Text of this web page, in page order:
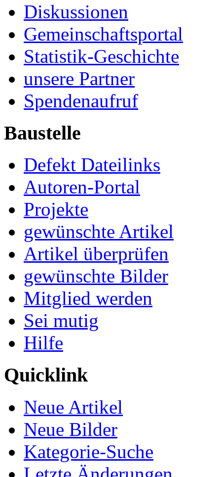
Diskussionen
Gemeinschaftsportal
Statistik-Geschichte
unsere Partner
Spendenaufruf
Baustelle
Defekt Dateilinks
Autoren-Portal
Projekte
gewünschte Artikel
Artikel überprüfen
gewünschte Bilder
Mitglied werden
Sei mutig
Hilfe
Quicklink
Neue Artikel
Neue Bilder
Kategorie-Suche